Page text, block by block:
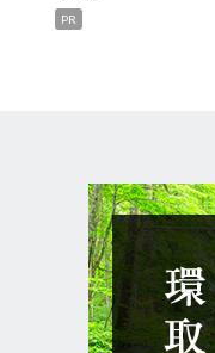
PR